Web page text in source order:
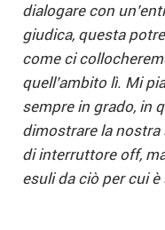
dialogare con
giudica, questa
come ci
quell’ambito lì. Mi
sempre in grado, in
dimostrare la
di interruttore off,
esuli da ciò per cui